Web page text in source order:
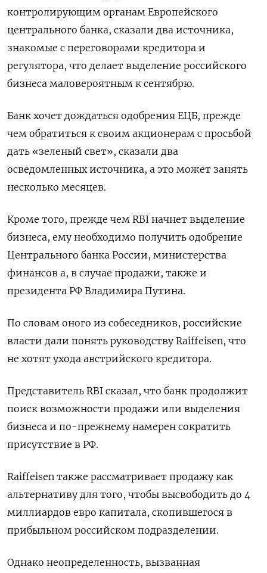
контролирующим органам Европейского
центрального банка, сказали два источника,
знакомые с переговорами кредитора и
регулятора, что делает выделение российского
бизнеса маловероятным к сентябрю.
Банк хочет дождаться одобрения ЕЦБ, прежде
чем обратиться к своим акционерам с просьбой
дать «зеленый свет», сказали два
осведомленных источника, а это может занять
несколько месяцев.
Кроме того, прежде чем RBI начнет выделение
бизнеса, ему необходимо получить одобрение
Центрального банка России, министерства
финансов а, в случае продажи, также и
президента РФ Владимира Путина.
По словам оного из собеседников, российские
власти дали понять руководству Raiffeisen, что
не хотят ухода австрийского кредитора.
Представитель RBI сказал, что банк продолжит
поиск возможности продажи или выделения
бизнеса и по-прежнему намерен сократить
присутствие в РФ.
Raiffeisen также рассматривает продажу как
альтернативу для того, чтобы высвободить до 4
миллиардов евро капитала, скопившегося в
прибыльном российском подразделении.
Однако неопределенность, вызванная